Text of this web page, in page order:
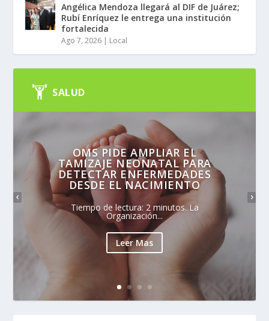
Angélica Mendoza llegará al DIF de Juárez;
Rubí Enríquez le entrega una institución
fortalecida
Ago 7, 2026 | Local
SALUD
OMS PIDE AMPLIAR EL
TAMIZAJE NEONATAL PARA
DETECTAR ENFERMEDADES
DESDE EL NACIMIENTO
Tiempo de lectura: 2 minutos. La
Organización...
Leer Mas